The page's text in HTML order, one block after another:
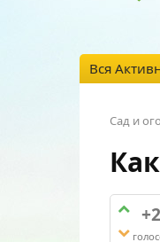
Вся
Сад и
+2